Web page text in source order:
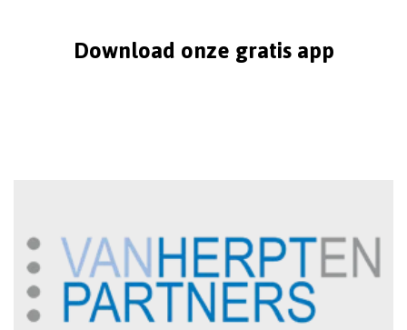
Download onze gratis app